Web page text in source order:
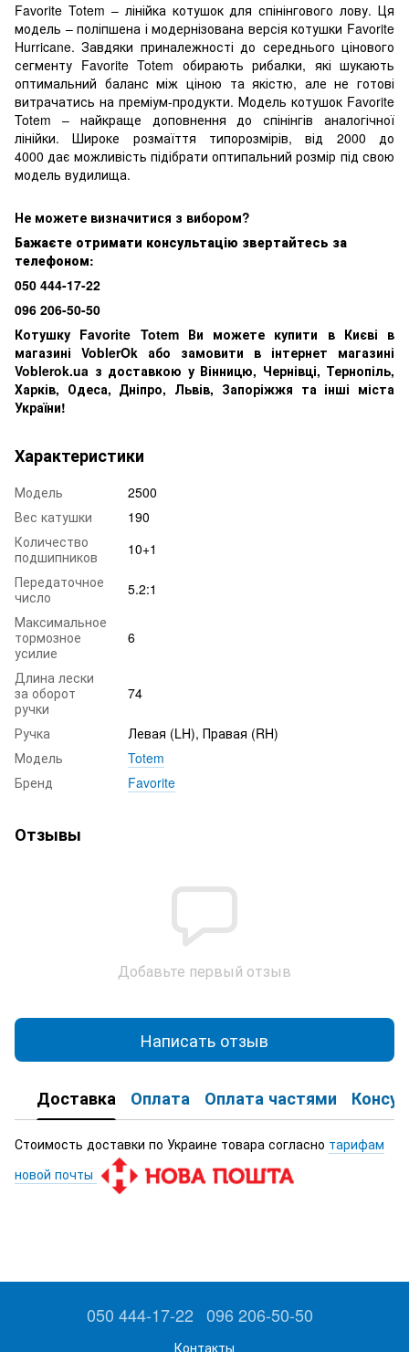
Favorite Totem – лінійка котушок для спінінгового лову. Ця
модель – поліпшена і модернізована версія котушки Favorite
Hurricane. Завдяки приналежності до середнього цінового
сегменту Favorite Totem обирають рибалки, які шукають
оптимальний баланс між ціною та якістю, але не готові
витрачатись на преміум-продукти. Модель котушок Favorite
Totem – найкраще доповнення до спінінгів аналогічної
лінійки. Широке розмаїття типорозмірів, від 2000 до
4000 дає можливість підібрати оптипальний розмір під свою
модель вудилища.
Не можете визначитися з вибором?
Бажаєте отримати консультацію звертайтесь за
телефоном:
050 444-17-22
096 206-50-50
Котушку Favorite Totem Ви можете купити в Києві в
магазині VoblerOk або замовити в інтернет магазині
Voblerok.ua з доставкою у Вінницю, Чернівці, Тернопіль,
Харків, Одеса, Дніпро, Львів, Запоріжжя та інші міста
України!
Характеристики
Модель
2500
Вес катушки
190
Количество
подшипников
10+1
Передаточное
число
5.2:1
Максимальное
тормозное
усилие
6
Длина лески
за оборот
ручки
74
Ручка
Левая (LH), Правая (RH)
Модель
Totem
Бренд
Favorite
Отзывы
Добавьте первый отзыв
Написать отзыв
Доставка Оплата Оплата частями
Стоимость доставки по Украине товара согласно тарифам
новой почты
050 444-17-22 096 206-50-50
Контакты